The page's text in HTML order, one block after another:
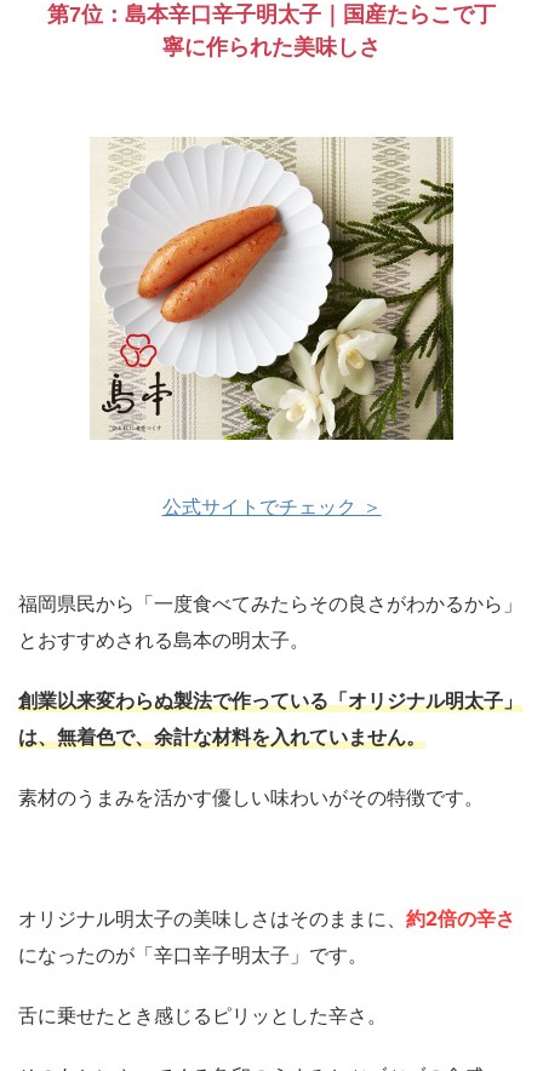
第7位：島本辛口辛子明太子｜国産たらこで丁
寧に作られた美味しさ
公式サイトでチェック ＞
福岡県民から「一度食べてみたらその良さがわかるから」
とおすすめされる島本の明太子。
創業以来変わらぬ製法で作っている「オリジナル明太子」
は、無着色で、余計な材料を入れていません。
素材のうまみを活かす優しい味わいがその特徴です。
オリジナル明太子の美味しさはそのままに、 約2倍の辛さ
になったのが「辛口辛子明太子」です。
舌に乗せたとき感じるピリッとした辛さ。